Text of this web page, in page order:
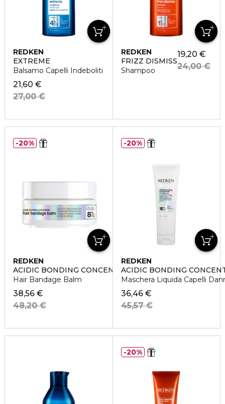
REDKEN
EXTREME
Balsamo Capelli Indeboliti
21,60 €
27,00 €
REDKEN
FRIZZ DISMISS
Shampoo
19,20 €
24,00 €
REDKEN
ACIDIC BONDING CONCENTRATE
Hair Bandage Balm
38,56 €
48,20 €
20%
REDKEN
ACIDIC BONDING
Maschera Liquida Capelli
36,46 €
45,57 €
20%
20%